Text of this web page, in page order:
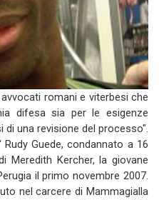
romani e viterbesi che
difesa sia per le esigenze
una revisione del processo".
Guede, condannato a 16
Meredith Kercher, la giovane
il primo novembre 2007.
nel carcere di Mammagialla